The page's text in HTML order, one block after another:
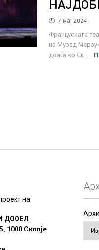
7 мај 2024
Француската
на Мурад
доаѓа во Ск ...
на
ДООЕЛ
1000 Скопје